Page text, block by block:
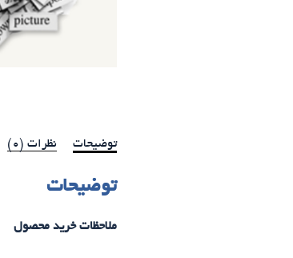
توضیحات نظرات (0)
توضیحات
ملاحظات خرید محصول